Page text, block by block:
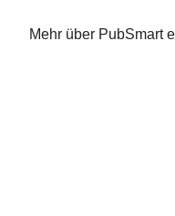
Mehr über PubSmart